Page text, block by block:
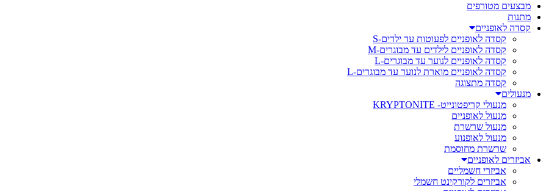
מבצעים מטורפים
מתנות
קסדה לאופניים
קסדה לאופניים לפעוטות עד ילדים-S
קסדה לאופניים לילדים עד מבוגרים-M
קסדה לאופניים לנוער עד מבוגרים-L
קסדה לאופניים מוארת לנוער עד מבוגרים-L
קסדה מתצוגה
מנעולים
מנעולי קריפטונייט- KRYPTONITE
מנעול לאופניים
מנעול שרשרת
מנעול לאופנוע
שרשרת מחוסמת
אביזרים לאופניים
אביזרי חשמליים
אביזרים לקורקינט חשמלי